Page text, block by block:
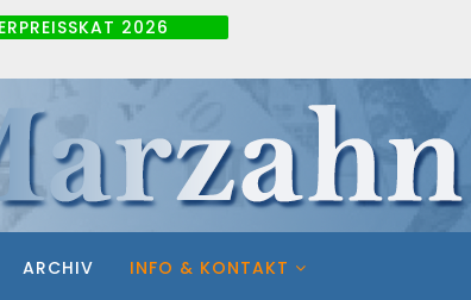
2026
ARCHIV INFO & KONTAKT